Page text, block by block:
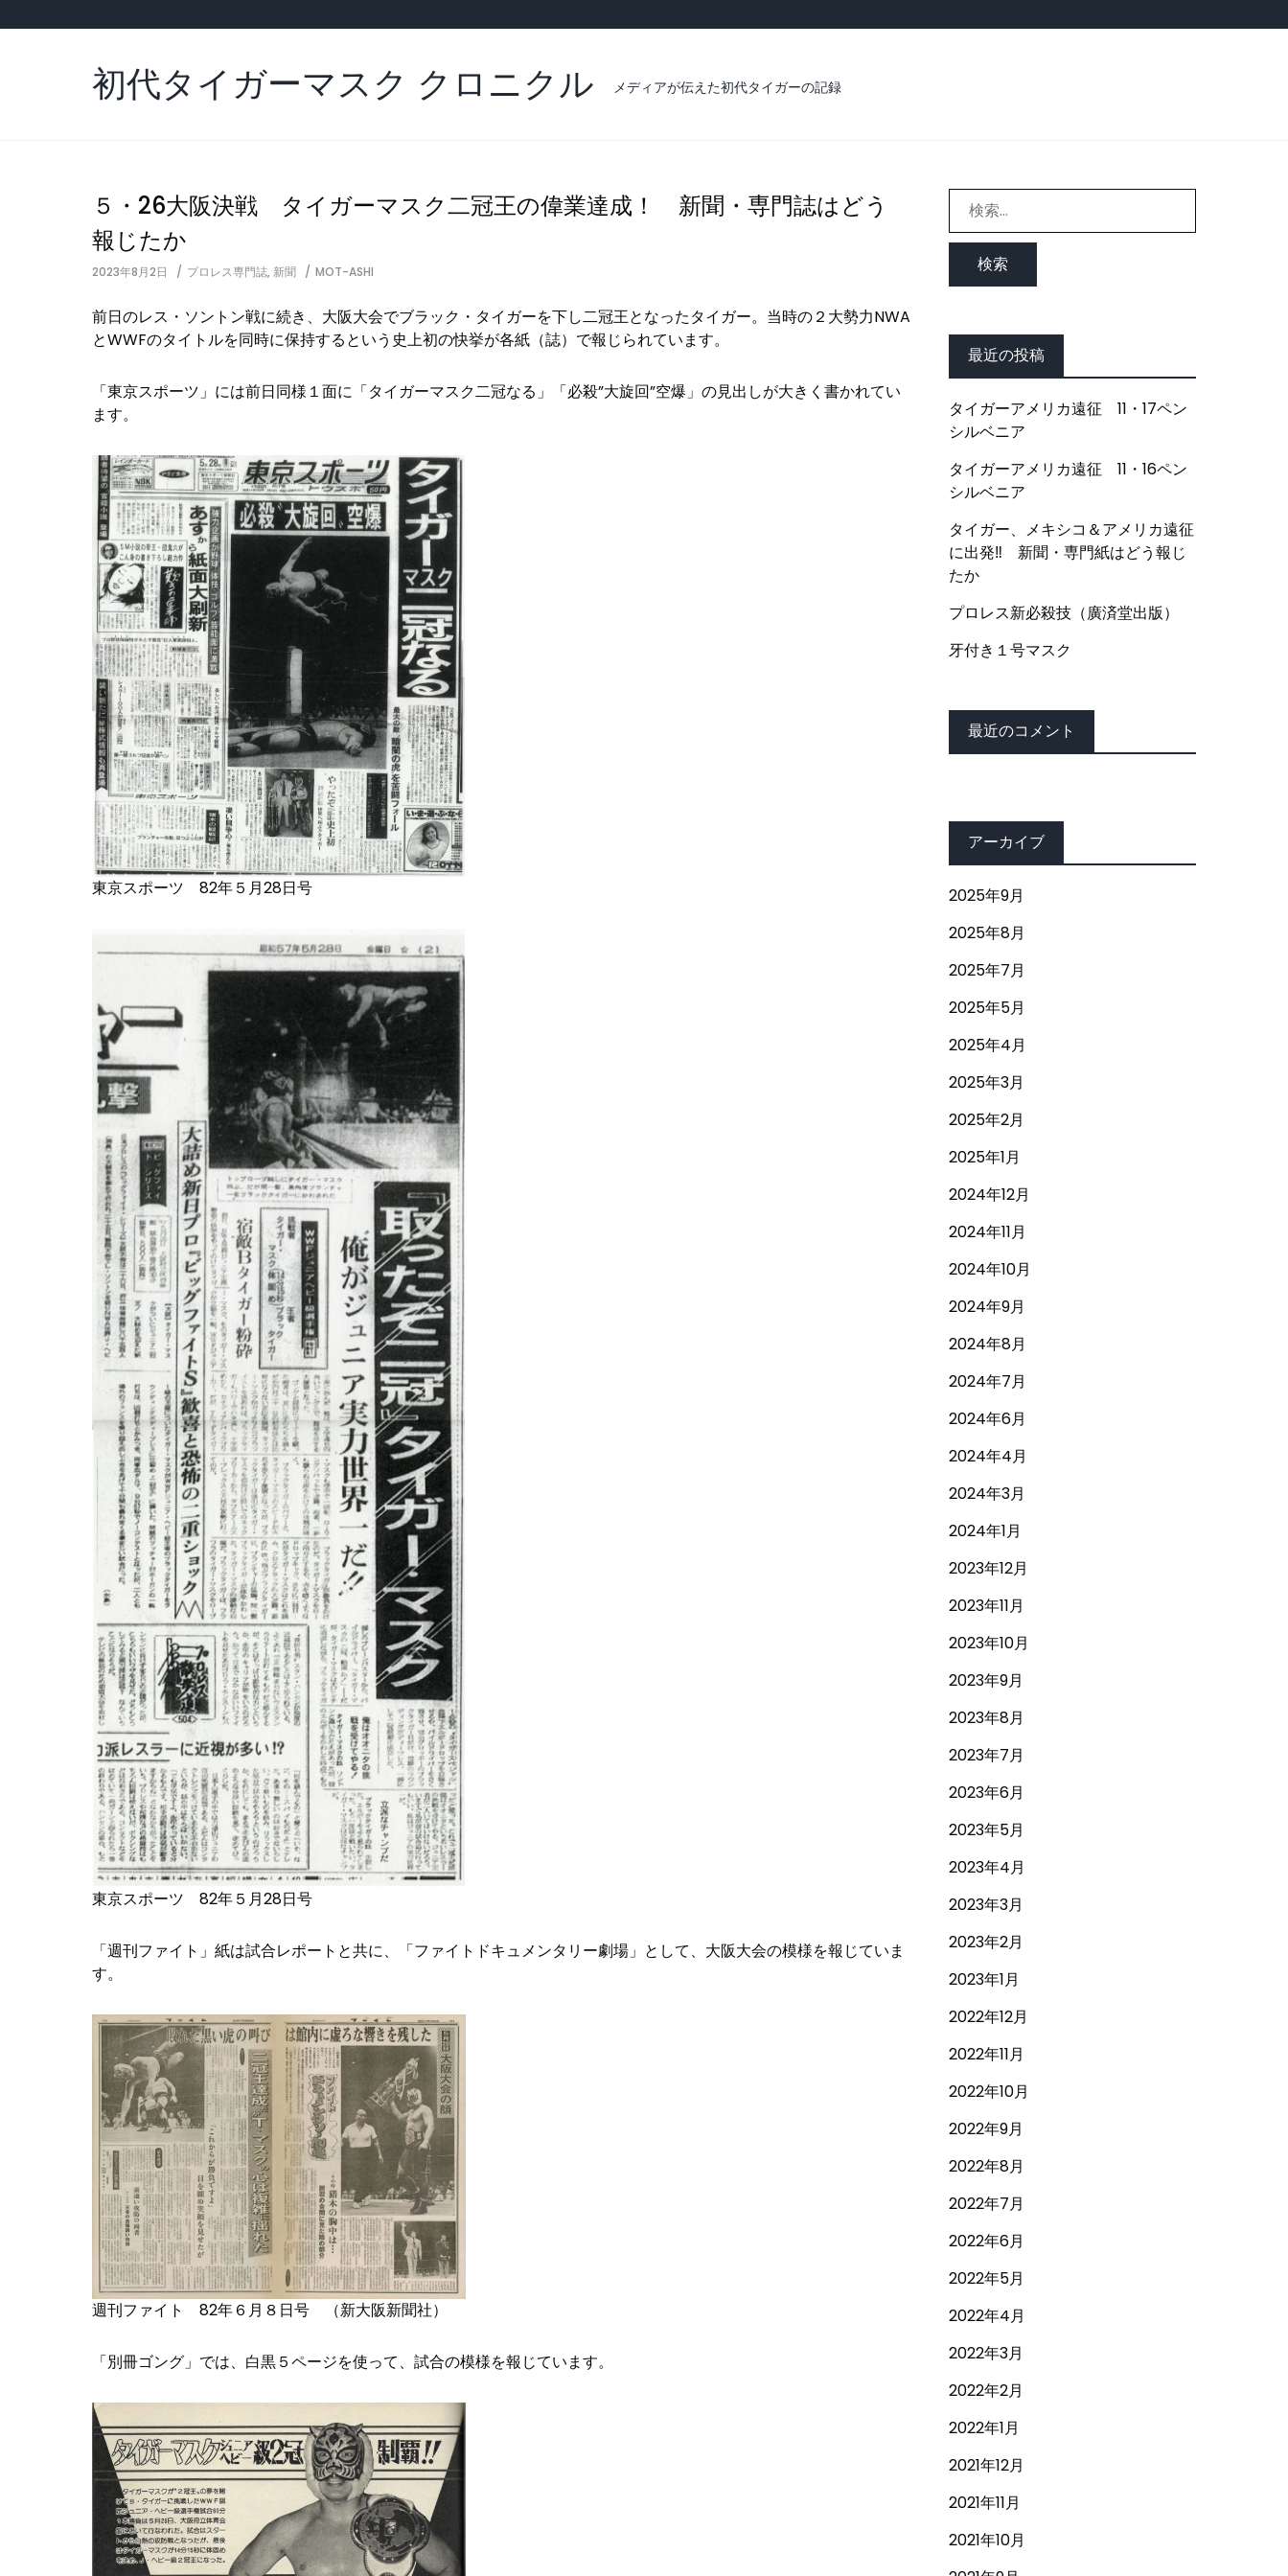
to
初代タイガーマスク クロニクル メディアが伝えた初代タイガーの記録
５・26大阪決戦 タイガーマスク二冠王の偉業達成！ 新聞・専門誌はどう
報じたか
2023年8月2日 プロレス専門誌, 新聞 MOT-ASHI
前日のレス・ソントン戦に続き、大阪大会でブラック・タイガーを下し二冠王となったタイガー。当時の２大勢力NWA
とWWFのタイトルを同時に保持するという史上初の快挙が各紙（誌）で報じられています。
「東京スポーツ」には前日同様１面に「タイガーマスク二冠なる」「必殺”大旋回”空爆」の見出しが大きく書かれてい
ます。
東京スポーツ 82年５月28日号
東京スポーツ 82年５月28日号
「週刊ファイト」紙は試合レポートと共に、「ファイトドキュメンタリー劇場」として、大阪大会の模様を報じていま
す。
週刊ファイト 82年６月８日号 （新大阪新聞社）
「別冊ゴング」では、白黒５ページを使って、試合の模様を報じています。
最近の投稿
タイガーアメリカ遠征 11・17ペン
シルベニア
タイガーアメリカ遠征 11・16ペン
シルベニア
タイガー、メキシコ＆アメリカ遠征
に出発‼ 新聞・専門紙はどう報じ
たか
プロレス新必殺技（廣済堂出版）
牙付き１号マスク
最近のコメント
アーカイブ
2025年9月
2025年8月
2025年7月
2025年5月
2025年4月
2025年3月
2025年2月
2025年1月
2024年12月
2024年11月
2024年10月
2024年9月
2024年8月
2024年7月
2024年6月
2024年4月
2024年3月
2024年1月
2023年12月
2023年11月
2023年10月
2023年9月
2023年8月
2023年7月
2023年6月
2023年5月
2023年4月
2023年3月
2023年2月
2023年1月
2022年12月
2022年11月
2022年10月
2022年9月
2022年8月
2022年7月
2022年6月
2022年5月
2022年4月
2022年3月
2022年2月
2022年1月
2021年12月
2021年11月
2021年10月